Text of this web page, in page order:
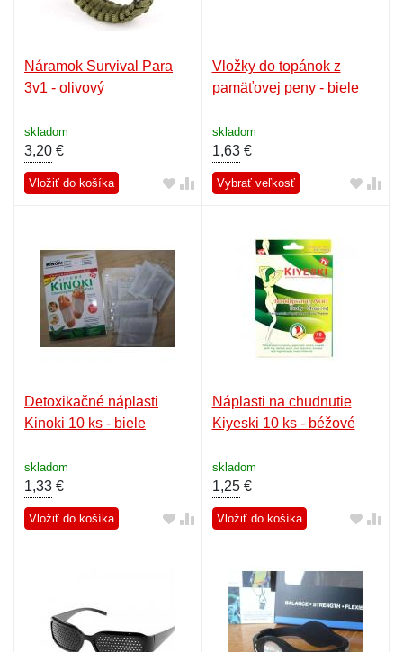
Náramok Survival Para
3v1 - olivový
skladom
3,20 €
Vložiť do košíka
Vložky do topánok z
pamäťovej peny - biele
skladom
1,63€
Vybrať veľkosť
Detoxikačné náplasti
Kinoki 10 ks - biele
skladom
1,33 €
Vložiť do košíka
Náplasti na chudnutie
Kiyeski 10 ks - béžové
skladom
1,25€
Vložiť do košíka